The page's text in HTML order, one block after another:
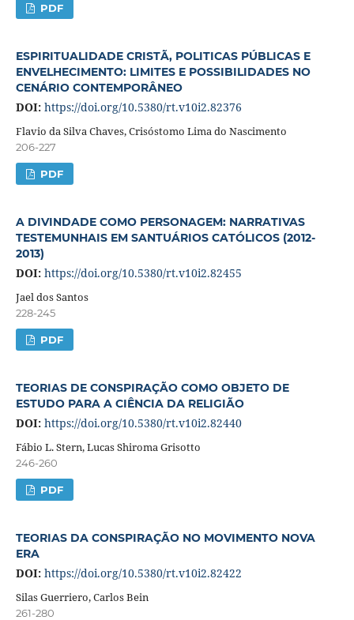
PDF
ESPIRITUALIDADE CRISTÃ, POLITICAS PÚBLICAS E
ENVELHECIMENTO: LIMITES E POSSIBILIDADES NO
CENÁRIO CONTEMPORÂNEO
DOI: https://doi.org/10.5380/rt.v10i2.82376
Flavio da Silva Chaves, Crisóstomo Lima do Nascimento
206-227
PDF
A DIVINDADE COMO PERSONAGEM: NARRATIVAS
TESTEMUNHAIS EM SANTUÁRIOS CATÓLICOS (2012-
2013)
DOI: https://doi.org/10.5380/rt.v10i2.82455
Jael dos Santos
228-245
PDF
TEORIAS DE CONSPIRAÇÃO COMO OBJETO DE
ESTUDO PARA A CIÊNCIA DA RELIGIÃO
DOI: https://doi.org/10.5380/rt.v10i2.82440
Fábio L. Stern, Lucas Shiroma Grisotto
246-260
PDF
TEORIAS DA CONSPIRAÇÃO NO MOVIMENTO NOVA
ERA
DOI: https://doi.org/10.5380/rt.v10i2.82422
Silas Guerriero, Carlos Bein
261-280